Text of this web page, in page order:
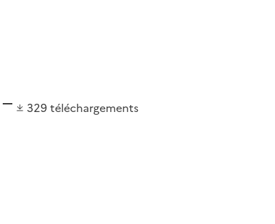
329 téléchargements